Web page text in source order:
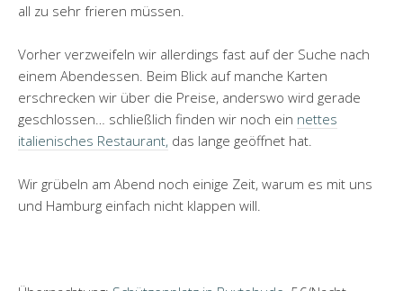
all zu sehr frieren müssen.
Vorher verzweifeln wir allerdings fast auf der Suche nach
einem Abendessen. Beim Blick auf manche Karten
erschrecken wir über die Preise, anderswo wird gerade
geschlossen… schließlich finden wir noch ein nettes
italienisches Restaurant, das lange geöffnet hat.
Wir grübeln am Abend noch einige Zeit, warum es mit uns
und Hamburg einfach nicht klappen will.